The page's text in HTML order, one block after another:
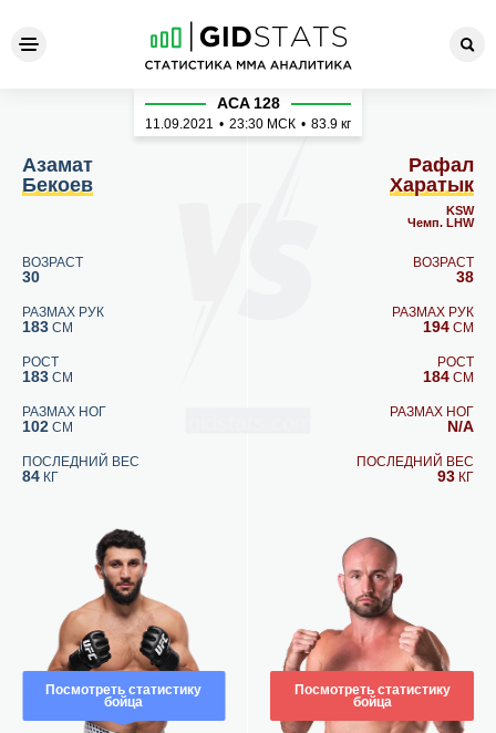
Азамат Бекоев - Рафал
Азамат
Бекоев
ВОЗРАСТ
30
РАЗМАХ РУК
183 СМ
РОСТ
183 СМ
РАЗМАХ НОГ
102 СМ
ПОСЛЕДНИЙ ВЕС
84 КГ
Посмотреть статистику
бойца
ACA 128
11.09.2021 • 23:30 МСК • 83.9 кг
Рафал
Харатык
KSW
Чемп. LHW
ВОЗРАСТ
38
РАЗМАХ РУК
194 СМ
РОСТ
184 СМ
РАЗМАХ НОГ
N/A
ПОСЛЕДНИЙ ВЕС
93 КГ
Посмотреть статистику
бойца